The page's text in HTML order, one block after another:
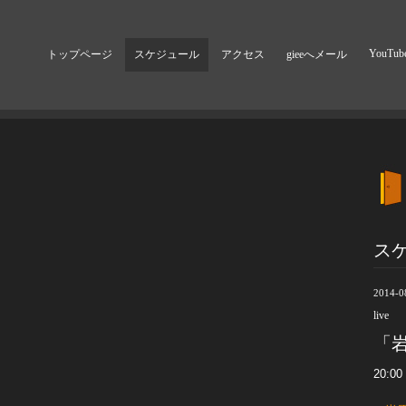
トップページ スケジュール アクセス gieeへメール
ス
2014-
live
「